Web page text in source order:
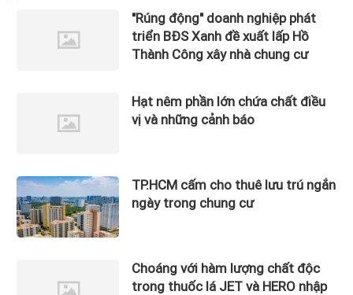
"Rúng động" doanh nghiệp phát
triển BĐS Xanh đề xuất lấp Hồ
Thành Công xây nhà chung cư
Hạt nêm phần lớn chứa chất điều
vị và những cảnh báo
TP.HCM cấm cho thuê lưu trú ngắn
ngày trong chung cư
Choáng với hàm lượng chất độc
trong thuốc lá JET và HERO nhập